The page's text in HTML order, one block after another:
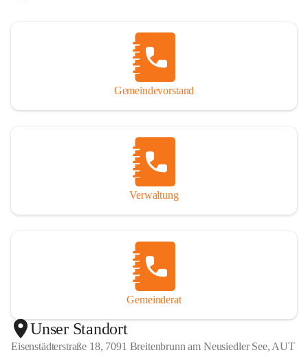
Gemeindevorstand
Verwaltung
Gemeinderat
Unser Standort
Eisenstädterstraße 18, 7091 Breitenbrunn am Neusiedler See, AUT